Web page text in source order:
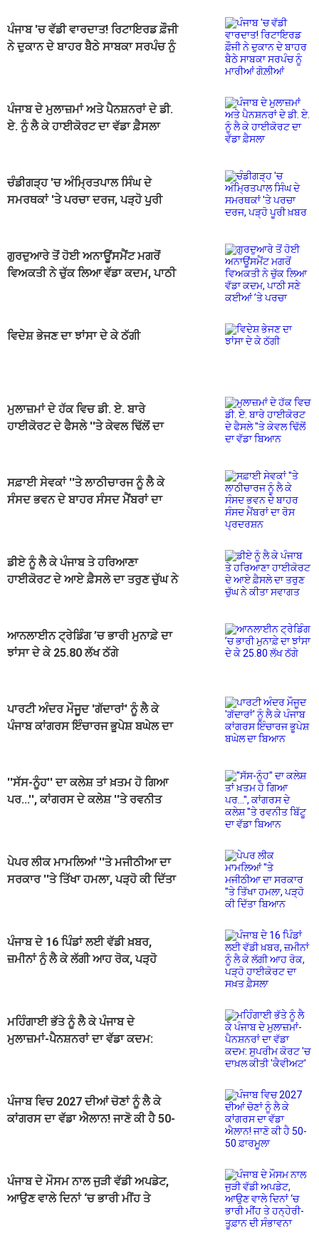
ਪੰਜਾਬ 'ਚ ਵੱਡੀ ਵਾਰਦਾਤ! ਰਿਟਾਇਰਡ ਫ਼ੌਜੀ
ਨੇ ਦੁਕਾਨ ਦੇ ਬਾਹਰ ਬੈਠੇ ਸਾਬਕਾ ਸਰਪੰਚ ਨੂੰ
ਪੰਜਾਬ ਦੇ ਮੁਲਾਜ਼ਮਾਂ ਅਤੇ ਪੈਨਸ਼ਨਰਾਂ ਦੇ ਡੀ.
ਏ. ਨੂੰ ਲੈ ਕੇ ਹਾਈਕੋਰਟ ਦਾ ਵੱਡਾ ਫ਼ੈਸਲਾ
ਚੰਡੀਗੜ੍ਹ 'ਚ ਅੰਮ੍ਰਿਤਪਾਲ ਸਿੰਘ ਦੇ
ਸਮਰਥਕਾਂ 'ਤੇ ਪਰਚਾ ਦਰਜ, ਪੜ੍ਹੋ ਪੂਰੀ
ਗੁਰਦੁਆਰੇ ਤੋਂ ਹੋਈ ਅਨਾਊਂਸਮੈਂਟ ਮਗਰੋਂ
ਵਿਅਕਤੀ ਨੇ ਚੁੱਕ ਲਿਆ ਵੱਡਾ ਕਦਮ, ਪਾਠੀ
ਵਿਦੇਸ਼ ਭੇਜਣ ਦਾ ਝਾਂਸਾ ਦੇ ਕੇ ਠੱਗੀ
ਮੁਲਾਜ਼ਮਾਂ ਦੇ ਹੱਕ ਵਿਚ ਡੀ. ਏ. ਬਾਰੇ
ਹਾਈਕੋਰਟ ਦੇ ਫੈਸਲੇ ''ਤੇ ਕੇਵਲ ਢਿੱਲੋਂ ਦਾ
ਸਫ਼ਾਈ ਸੇਵਕਾਂ ''ਤੇ ਲਾਠੀਚਾਰਜ ਨੂੰ ਲੈ ਕੇ
ਸੰਸਦ ਭਵਨ ਦੇ ਬਾਹਰ ਸੰਸਦ ਮੈਂਬਰਾਂ ਦਾ
ਡੀਏ ਨੂੰ ਲੈ ਕੇ ਪੰਜਾਬ ਤੇ ਹਰਿਆਣਾ
ਹਾਈਕੋਰਟ ਦੇ ਆਏ ਫ਼ੈਸਲੇ ਦਾ ਤਰੁਣ ਚੁੱਘ ਨੇ
ਆਨਲਾਈਨ ਟ੍ਰੇਡਿੰਗ ’ਚ ਭਾਰੀ ਮੁਨਾਫ਼ੇ ਦਾ
ਝਾਂਸਾ ਦੇ ਕੇ 25.80 ਲੱਖ ਠੱਗੇ
ਪਾਰਟੀ ਅੰਦਰ ਮੌਜੂਦ 'ਗੱਦਾਰਾਂ' ਨੂੰ ਲੈ ਕੇ
ਪੰਜਾਬ ਕਾਂਗਰਸ ਇੰਚਾਰਜ ਭੂਪੇਸ਼ ਬਘੇਲ ਦਾ
''ਸੱਸ-ਨੂੰਹ'' ਦਾ ਕਲੇਸ਼ ਤਾਂ ਖ਼ਤਮ ਹੋ ਗਿਆ
ਪਰ...'', ਕਾਂਗਰਸ ਦੇ ਕਲੇਸ਼ ''ਤੇ ਰਵਨੀਤ
ਪੇਪਰ ਲੀਕ ਮਾਮਲਿਆਂ ''ਤੇ ਮਜੀਠੀਆ ਦਾ
ਸਰਕਾਰ ''ਤੇ ਤਿੱਖਾ ਹਮਲਾ, ਪੜ੍ਹੋ ਕੀ ਦਿੱਤਾ
ਪੰਜਾਬ ਦੇ 16 ਪਿੰਡਾਂ ਲਈ ਵੱਡੀ ਖ਼ਬਰ,
ਜ਼ਮੀਨਾਂ ਨੂੰ ਲੈ ਕੇ ਲੱਗੀ ਆਹ ਰੋਕ, ਪੜ੍ਹੋ
ਮਹਿੰਗਾਈ ਭੱਤੇ ਨੂੰ ਲੈ ਕੇ ਪੰਜਾਬ ਦੇ
ਮੁਲਾਜ਼ਮਾਂ-ਪੈਨਸ਼ਨਰਾਂ ਦਾ ਵੱਡਾ ਕਦਮ:
ਪੰਜਾਬ ਵਿਚ 2027 ਦੀਆਂ ਚੋਣਾਂ ਨੂੰ ਲੈ ਕੇ
ਕਾਂਗਰਸ ਦਾ ਵੱਡਾ ਐਲਾਨ! ਜਾਣੋ ਕੀ ਹੈ 50-
ਪੰਜਾਬ ਦੇ ਮੌਸਮ ਨਾਲ ਜੁੜੀ ਵੱਡੀ ਅਪਡੇਟ,
ਆਉਣ ਵਾਲੇ ਦਿਨਾਂ ‘ਚ ਭਾਰੀ ਮੀਂਹ ਤੇ